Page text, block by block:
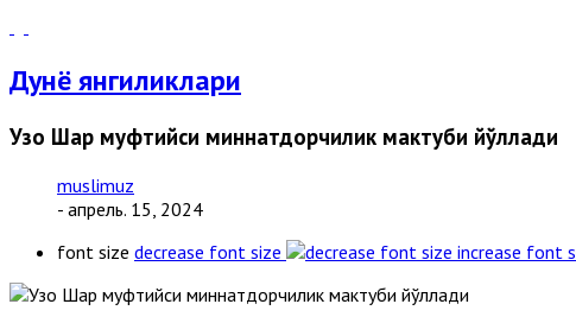
Дунё янгиликлари
Узоқ Шарқ муфтийси миннатдорчилик мактуби йўллади
muslimuz
- апрель. 15, 2024
font size decrease font size increase font